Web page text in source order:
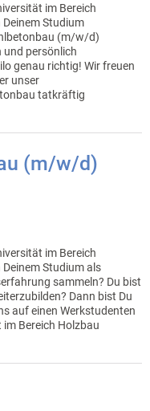
im Bereich
Studium
(m/w/d)
und persönlich
genau richtig! Wir freuen
unser
tatkräftig
(m/w/d)
im Bereich
Studium als
sammeln? Du bist
Dann bist Du
auf einen Werkstudenten
Bereich Holzbau